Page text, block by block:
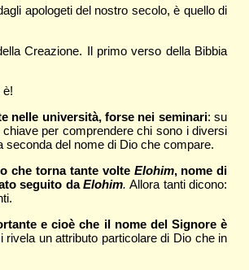
apologeti del nostro secolo, è quello di
Creazione. Il primo verso della Bibbia
è!
nelle università, forse nei seminari: su
per comprendere chi sono i diversi
del nome di Dio che compare.
che torna tante volte Elohim, nome di
seguito daElohim. Allora tanti dicono:
e cioè che il nome del Signore è
un attributo particolare di Dio che in